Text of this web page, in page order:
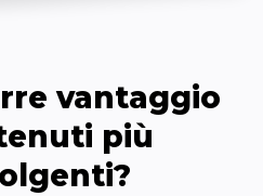
vantaggio
più